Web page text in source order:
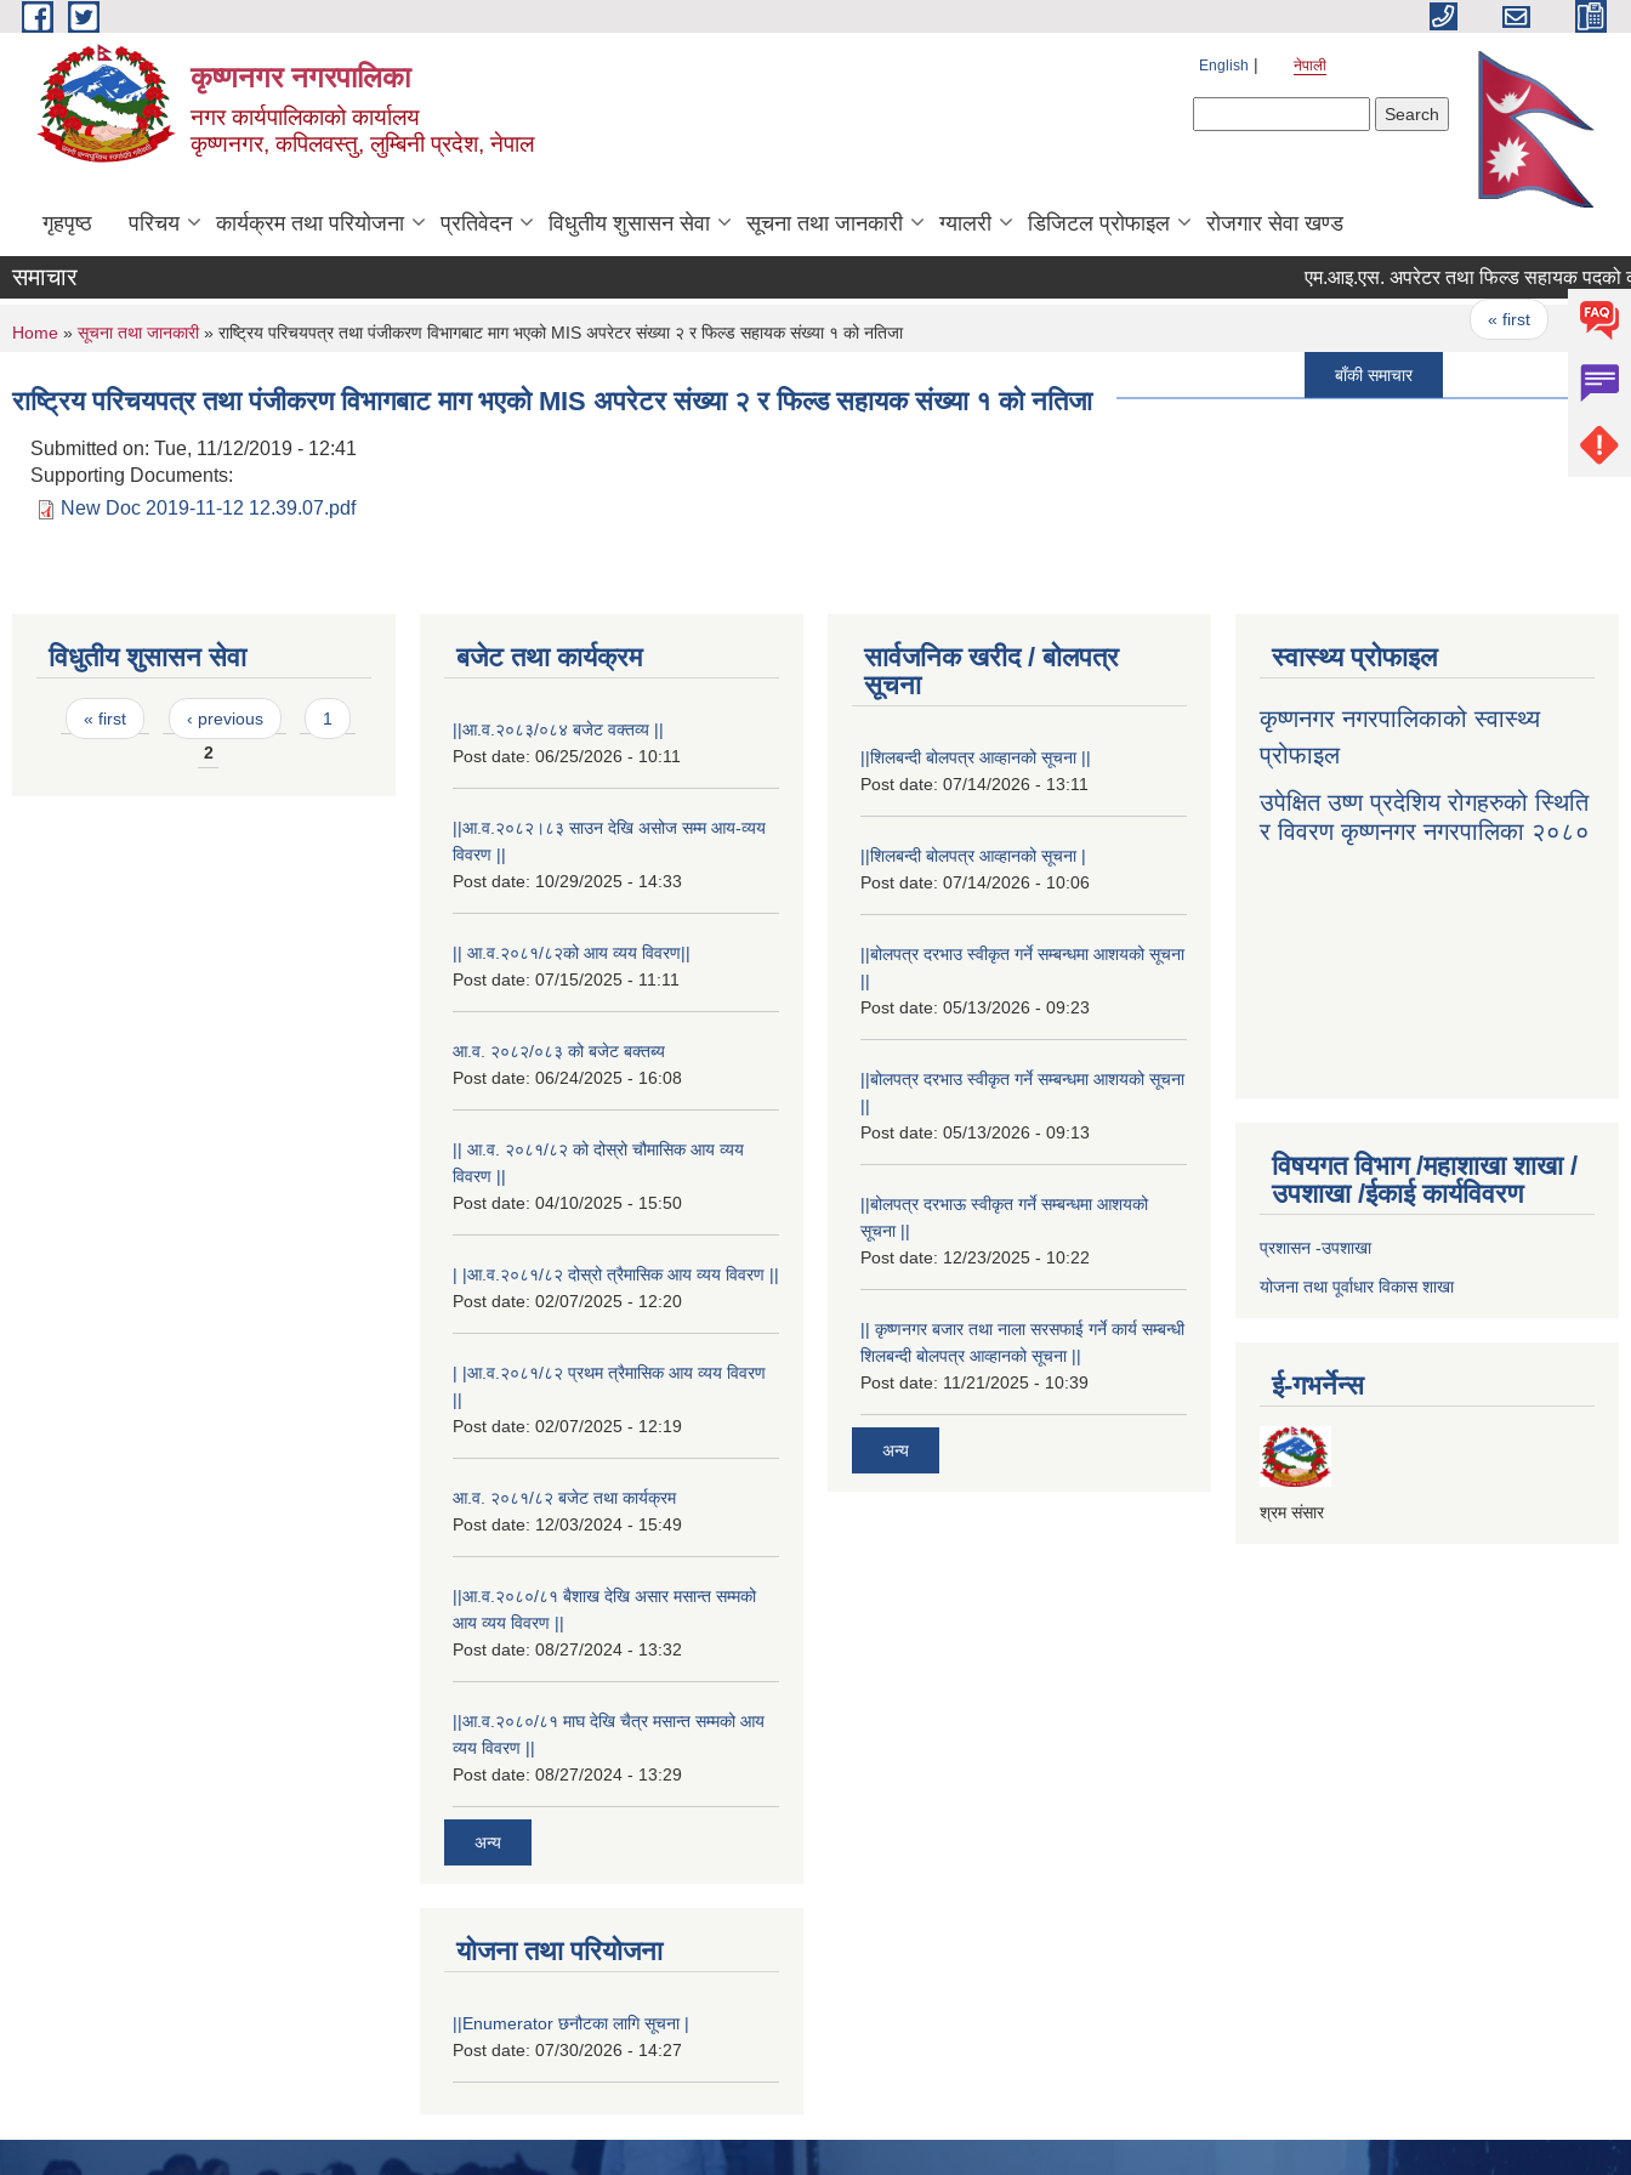
Skip to main content
कृष्णनगर नगरपालिका
नगर कार्यपालिकाको कार्यालय
कृष्णनगर, कपिलवस्तु, लुम्बिनी प्रदेश, नेपाल
English नेपाली
गृहपृष्ठ परिचय कार्यक्रम तथा परियोजना प्रतिवेदन विधुतीय शुसासन सेवा सूचना तथा जानकारी ग्यालरी डिजिटल प्रोफाइल रोजगार सेवा खण्ड
समाचार
« first ‹
बाँकी समाचार
You are here
Home » सूचना तथा जानकारी» राष्ट्रिय परिचयपत्र तथा पंजीकरण विभागबाट माग भएको MIS अपरेटर संख्या २ र फिल्ड सहायक संख्या १ को नतिजा
राष्ट्रिय परिचयपत्र तथा पंजीकरण विभागबाट माग भएको MIS अपरेटर संख्या २ र फिल्ड सहायक संख्या १ को नतिजा
Submitted on: Tue, 11/12/2019 - 12:41
Supporting Documents:
New Doc 2019-11-12 12.39.07.pdf
विधुतीय शुसासन सेवा
Pages
« first ‹ previous
1
2
बजेट तथा कार्यक्रम
||आ.व.२०८३/०८४ बजेट वक्तव्य ||
Post date: 06/25/2026 - 10:11
||आ.व.२०८२।८३ साउन देखि असोज सम्म आय-व्यय
विवरण ||
Post date: 10/29/2025 - 14:33
|| आ.व.२०८१/८२को आय व्यय विवरण||
Post date: 07/15/2025 - 11:11
आ.व. २०८२/०८३ को बजेट बक्तब्य
Post date: 06/24/2025 - 16:08
|| आ.व. २०८१/८२ को दोस्रो चौमासिक आय व्यय
विवरण ||
Post date: 04/10/2025 - 15:50
| |आ.व.२०८१/८२ दोस्रो त्रैमासिक आय व्यय विवरण ||
Post date: 02/07/2025 - 12:20
| |आ.व.२०८१/८२ प्रथम त्रैमासिक आय व्यय विवरण
||
Post date: 02/07/2025 - 12:19
आ.व. २०८१/८२ बजेट तथा कार्यक्रम
Post date: 12/03/2024 - 15:49
||आ.व.२०८०/८१ बैशाख देखि असार मसान्त सम्मको
आय व्यय विवरण ||
Post date: 08/27/2024 - 13:32
||आ.व.२०८०/८१ माघ देखि चैत्र मसान्त सम्मको आय
व्यय विवरण ||
Post date: 08/27/2024 - 13:29
अन्य
योजना तथा परियोजना
||Enumerator छनौटका लागि सूचना |
Post date: 07/30/2026 - 14:27
सार्वजनिक खरीद / बोलपत्र
सूचना
||शिलबन्दी बोलपत्र आव्हानको सूचना ||
Post date: 07/14/2026 - 13:11
||शिलबन्दी बोलपत्र आव्हानको सूचना |
Post date: 07/14/2026 - 10:06
||बोलपत्र दरभाउ स्वीकृत गर्ने सम्बन्धमा आशयको सूचना
||
Post date: 05/13/2026 - 09:23
||बोलपत्र दरभाउ स्वीकृत गर्ने सम्बन्धमा आशयको सूचना
||
Post date: 05/13/2026 - 09:13
||बोलपत्र दरभाऊ स्वीकृत गर्ने सम्बन्धमा आशयको
सूचना ||
Post date: 12/23/2025 - 10:22
|| कृष्णनगर बजार तथा नाला सरसफाई गर्ने कार्य सम्बन्धी
शिलबन्दी बोलपत्र आव्हानको सूचना ||
Post date: 11/21/2025 - 10:39
अन्य
स्वास्थ्य प्रोफाइल
कृष्णनगर नगरपालिकाको स्वास्थ्य
प्रोफाइल
उपेक्षित उष्ण प्रदेशिय रोगहरुको स्थिति
र विवरण कृष्णनगर नगरपालिका २०८०
विषयगत विभाग /महाशाखा शाखा /
उपशाखा /ईकाई कार्यविवरण
प्रशासन -उपशाखा
योजना तथा पूर्वाधार विकास शाखा
ई-गभर्नेन्स
श्रम संसार